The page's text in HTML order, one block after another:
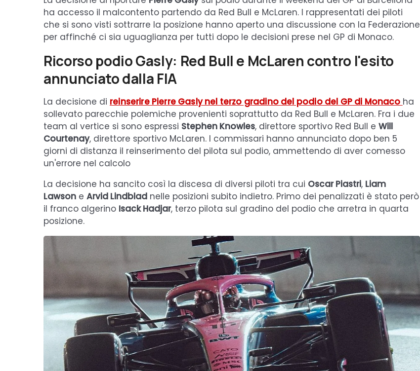
ha accesso il malcontento partendo da Red Bull e McLaren. I rappresentati dei piloti
che si sono visti sottrarre la posizione hanno aperto una discussione con la Federazione
per affinché ci sia uguaglianza per tutti dopo le decisioni prese nel GP di Monaco.
Ricorso podio Gasly: Red Bull e McLaren contro l'esito
annunciato dalla FIA
La decisione di reinserire Pierre Gasly nel terzo gradino del podio del GP di Monaco ha
sollevato parecchie polemiche provenienti soprattutto da Red Bull e McLaren. Fra i due
team al vertice si sono espressi Stephen Knowles, direttore sportivo Red Bull e Will
Courtenay, direttore sportivo McLaren. I commissari hanno annunciato dopo ben 5
giorni di distanza il reinserimento del pilota sul podio, ammettendo di aver comesso
un'errore nel calcolo
La decisione ha sancito così la discesa di diversi piloti tra cui Oscar Piastri, Liam
Lawson e Arvid Lindblad nelle posizioni subito indietro. Primo dei penalizzati è stato però
il franco algerino Isack Hadjar, terzo pilota sul gradino del podio che arretra in quarta
posizione.